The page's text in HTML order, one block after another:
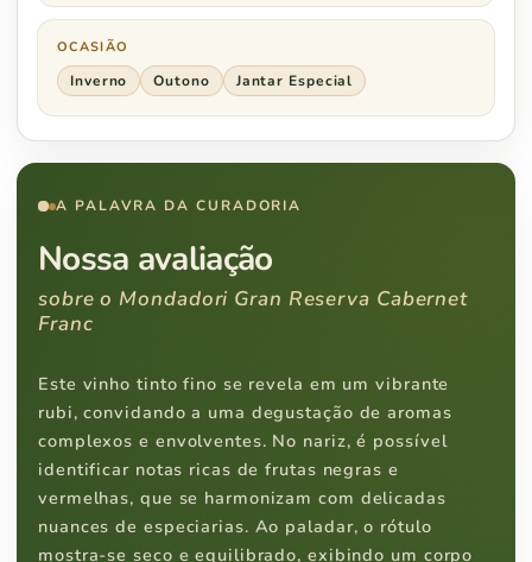
OCASIÃO
Inverno Outono Jantar Especial
A PALAVRA DA CURADORIA
Nossa avaliação
sobre o Mondadori Gran Reserva Cabernet
Franc
Este vinho tinto fino se revela em um vibrante
rubi, convidando a uma degustação de aromas
complexos e envolventes. No nariz, é possível
identificar notas ricas de frutas negras e
vermelhas, que se harmonizam com delicadas
nuances de especiarias. Ao paladar, o rótulo
mostra-se seco e equilibrado, exibindo um corpo